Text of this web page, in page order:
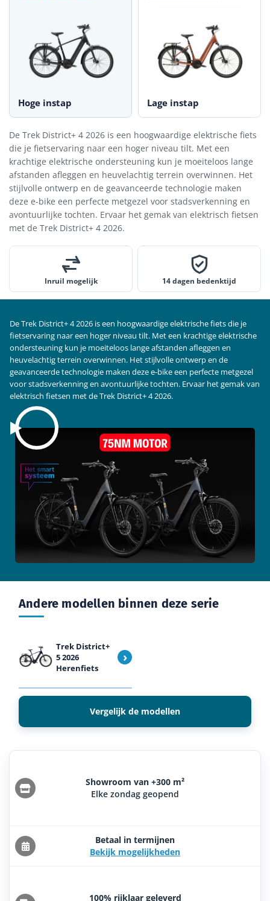
Hoge instap Lage instap
De Trek District+ 4 2026 is een hoogwaardige elektrische fiets
die je fietservaring naar een hoger niveau tilt. Met een
krachtige elektrische ondersteuning kun je moeiteloos lange
afstanden afleggen en heuvelachtig terrein overwinnen. Het
stijlvolle ontwerp en de geavanceerde technologie maken
deze e-bike een perfecte metgezel voor stadsverkenning en
avontuurlijke tochten. Ervaar het gemak van elektrisch fietsen
met de Trek District+ 4 2026.
Inruil mogelijk 14 dagen bedenktijd
De Trek District+ 4 2026 is een hoogwaardige elektrische fiets die je
fietservaring naar een hoger niveau tilt. Met een krachtige elektrische
ondersteuning kun je moeiteloos lange afstanden afleggen en
heuvelachtig terrein overwinnen. Het stijlvolle ontwerp en de
geavanceerde technologie maken deze e-bike een perfecte metgezel
voor stadsverkenning en avontuurlijke tochten. Ervaar het gemak van
elektrisch fietsen met de Trek District+ 4 2026.
Andere modellen binnen deze serie
Trek District+
5 2026
Herenfiets
›
Vergelijk de modellen
Showroom van +300 m²
Elke zondag geopend
Betaal in termijnen
Bekijk mogelijkheden
100% rijklaar geleverd